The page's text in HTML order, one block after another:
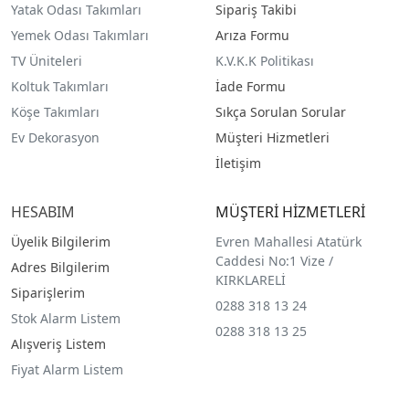
Yatak Odası Takımları
Yemek Odası Takımları
TV Üniteleri
Koltuk Takımları
Köşe Takımları
Ev Dekorasyon
Sipariş Takibi
Arıza Formu
K.V.K.K Politikası
İade Formu
Sıkça Sorulan Sorular
Müşteri Hizmetleri
İletişim
HESABIM
Üyelik Bilgilerim
Adres Bilgilerim
Siparişlerim
Stok Alarm Listem
Alışveriş Listem
Fiyat Alarm Listem
MÜŞTERİ HİZMETLERİ
Evren Mahallesi Atatürk
Caddesi No:1 Vize /
KIRKLARELİ
0288 318 13 24
0288 318 13 25